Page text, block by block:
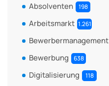
Absolventen 198
Arbeitsmarkt 1.261
Bewerbermanagement
Bewerbung 638
Digitalisierung 118